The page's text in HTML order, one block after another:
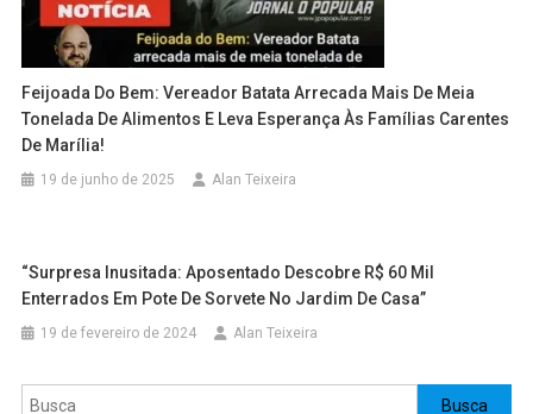
Feijoada Do Bem: Vereador Batata Arrecada Mais De Meia
Tonelada De Alimentos E Leva Esperança Às Famílias Carentes
De Marília!
19 de junho de 2025 Alan Teixeira
“Surpresa Inusitada: Aposentado Descobre R$ 60 Mil
Enterrados Em Pote De Sorvete No Jardim De Casa”
19 de fevereiro de 2024 Alan Teixeira
Pesquisar Busca